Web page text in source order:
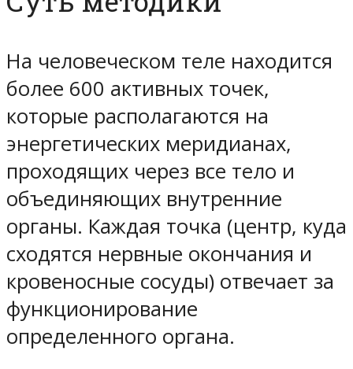
На человеческом теле находится
более 600 активных точек,
которые располагаются на
энергетических меридианах,
проходящих через все тело и
объединяющих внутренние
органы. Каждая точка (центр, куда
сходятся нервные окончания и
кровеносные сосуды) отвечает за
функционирование
определенного органа.